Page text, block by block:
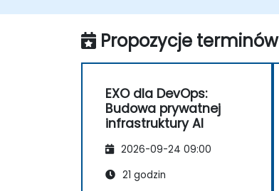
Propozycje terminów
EXO dla DevOps:
Budowa prywatnej
infrastruktury AI
2026-09-24 09:00
21 godzin